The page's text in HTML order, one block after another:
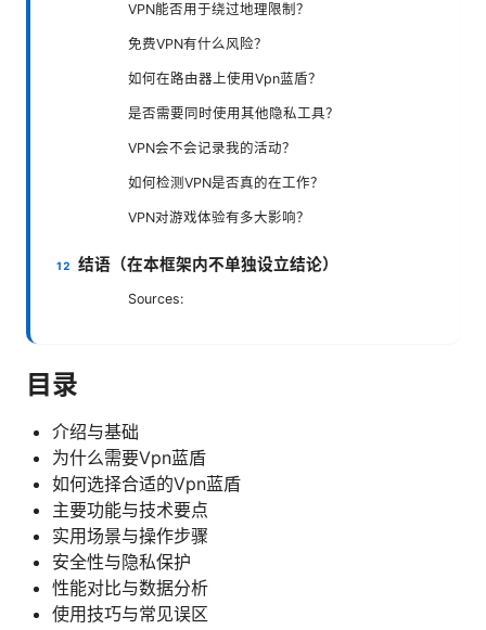
VPN能否用于绕过地理限制？
免费VPN有什么风险？
如何在路由器上使用Vpn蓝盾？
是否需要同时使用其他隐私工具？
VPN会不会记录我的活动？
如何检测VPN是否真的在工作？
VPN对游戏体验有多大影响？
结语（在本框架内不单独设立结论）
Sources:
目录
介绍与基础
为什么需要Vpn蓝盾
如何选择合适的Vpn蓝盾
主要功能与技术要点
实用场景与操作步骤
安全性与隐私保护
性能对比与数据分析
使用技巧与常见误区